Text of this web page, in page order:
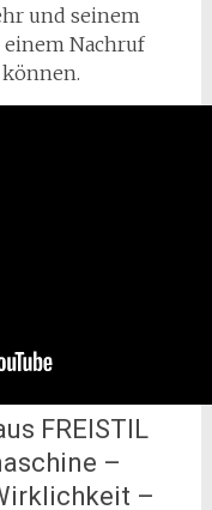
und seinem
Nachruf
FREISTIL
–
–